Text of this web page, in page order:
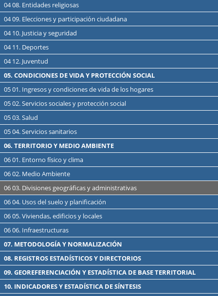
04 08. Entidades religiosas
04 09. Elecciones y participación ciudadana
04 10. Justicia y seguridad
04 11. Deportes
04 12. Juventud
05. CONDICIONES DE VIDA Y PROTECCIÓN SOCIAL
05 01. Ingresos y condiciones de vida de los hogares
05 02. Servicios sociales y protección social
05 03. Salud
05 04. Servicios sanitarios
06. TERRITORIO Y MEDIO AMBIENTE
06 01. Entorno físico y clima
06 02. Medio Ambiente
06 03. Divisiones geográficas y administrativas
06 04. Usos del suelo y planificación
06 05. Viviendas, edificios y locales
06 06. Infraestructuras
07. METODOLOGÍA Y NORMALIZACIÓN
08. REGISTROS ESTADÍSTICOS Y DIRECTORIOS
09. GEOREFERENCIACIÓN Y ESTADÍSTICA DE BASE TERRITORIAL
10. INDICADORES Y ESTADÍSTICA DE SÍNTESIS